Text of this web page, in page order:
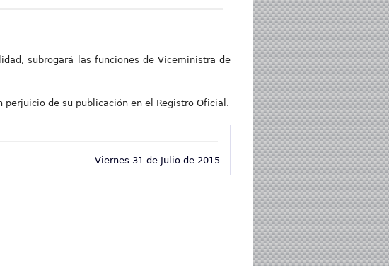
subrogará las funciones de Viceministra de
de su publicación en el Registro Oficial.
Viernes 31 de Julio de 2015